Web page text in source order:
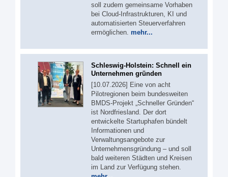
soll zudem gemeinsame Vorhaben
bei Cloud-Infrastrukturen, KI und
automatisierten Steuerverfahren
ermöglichen. mehr...
Schleswig-Holstein: Schnell ein
Unternehmen gründen
[10.07.2026] Eine von acht
Pilotregionen beim bundesweiten
BMDS-Projekt „Schneller Gründen“
ist Nordfriesland. Der dort
entwickelte Startuphafen bündelt
Informationen und
Verwaltungsangebote zur
Unternehmensgründung – und soll
bald weiteren Städten und Kreisen
im Land zur Verfügung stehen.